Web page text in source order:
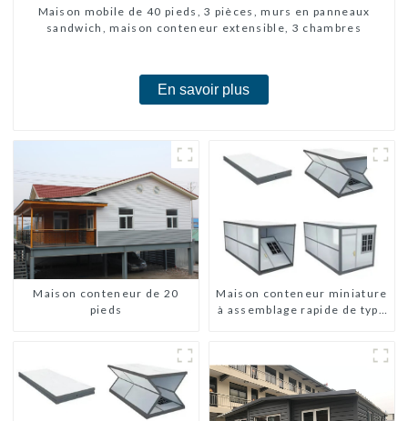
Maison mobile de 40 pieds, 3 pièces, murs en panneaux
sandwich, maison conteneur extensible, 3 chambres
En savoir plus
Maison conteneur de 20
pieds
Maison conteneur miniature
à assemblage rapide de type